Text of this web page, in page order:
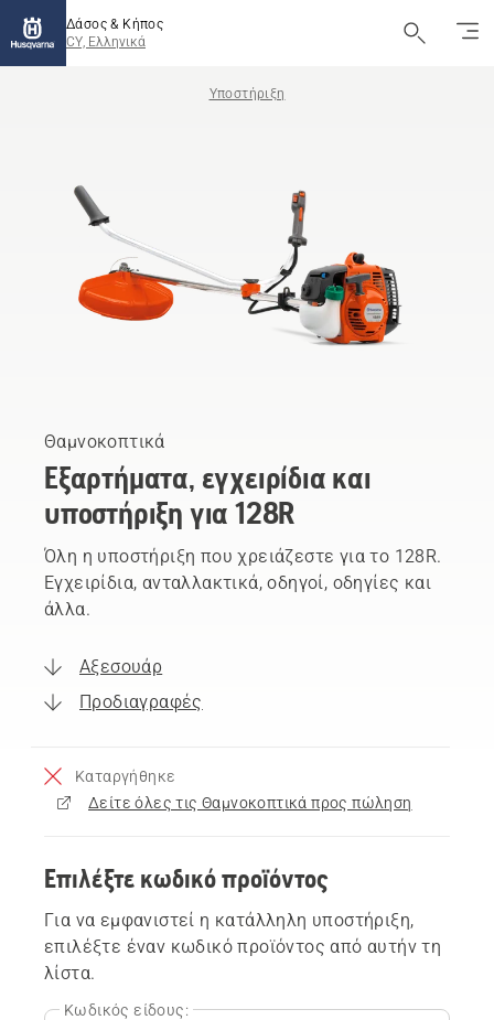
Δάσος & Κήπος
CY, Ελληνικά
Υποστήριξη
Θαμνοκοπτικά
Εξαρτήματα, εγχειρίδια και
υποστήριξη για 128R
Όλη η υποστήριξη που χρειάζεστε για το 128R.
Εγχειρίδια, ανταλλακτικά, οδηγοί, οδηγίες και
άλλα.
Αξεσουάρ
Προδιαγραφές
Καταργήθηκε
Δείτε όλες τις Θαμνοκοπτικά προς πώληση
Επιλέξτε κωδικό προϊόντος
Για να εμφανιστεί η κατάλληλη υποστήριξη,
επιλέξτε έναν κωδικό προϊόντος από αυτήν τη
λίστα.
Κωδικός είδους: